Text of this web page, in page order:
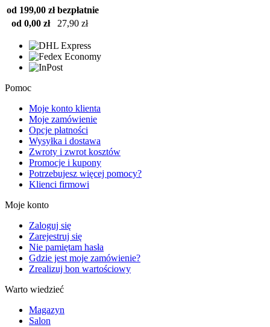
od 199,00 zł bezpłatnie
od 0,00 zł
27,90 zł
Pomoc
Moje konto klienta
Moje zamówienie
Opcje płatności
Wysyłka i dostawa
Zwroty i zwrot kosztów
Promocje i kupony
Potrzebujesz więcej pomocy?
Klienci firmowi
Moje konto
Zaloguj się
Zarejestruj się
Nie pamiętam hasła
Gdzie jest moje zamówienie?
Zrealizuj bon wartościowy
Warto wiedzieć
Magazyn
Salon